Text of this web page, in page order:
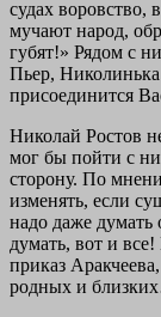
судах воровство,
мучают народ,
губят!» Рядом с
Пьер,
присоединится
Николай Ростов
мог бы пойти с
сторону. По
изменять, если
надо даже думать
думать, вот и
приказ
родных и